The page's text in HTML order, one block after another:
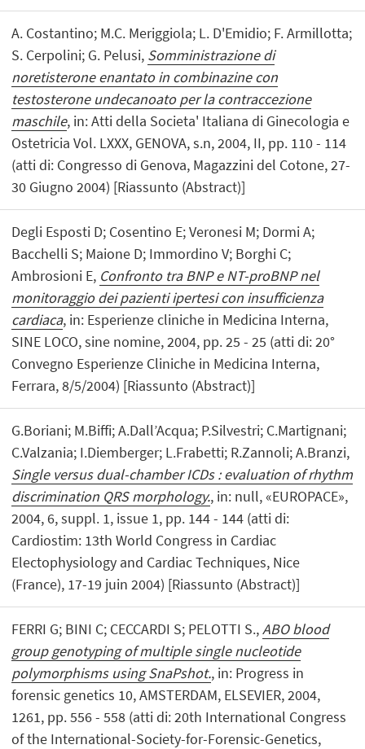
A. Costantino; M.C. Meriggiola; L. D'Emidio; F. Armillotta;
S. Cerpolini; G. Pelusi, Somministrazione di
noretisterone enantato in combinazine con
testosterone undecanoato per la contraccezione
maschile, in: Atti della Societa' Italiana di Ginecologia e
Ostetricia Vol. LXXX, GENOVA, s.n, 2004, II, pp. 110 - 114
(atti di: Congresso di Genova, Magazzini del Cotone, 27-
30 Giugno 2004) [Riassunto (Abstract)]
Degli Esposti D; Cosentino E; Veronesi M; Dormi A;
Bacchelli S; Maione D; Immordino V; Borghi C;
Ambrosioni E, Confronto tra BNP e NT-proBNP nel
monitoraggio dei pazienti ipertesi con insufficienza
cardiaca, in: Esperienze cliniche in Medicina Interna,
SINE LOCO, sine nomine, 2004, pp. 25 - 25 (atti di: 20°
Convegno Esperienze Cliniche in Medicina Interna,
Ferrara, 8/5/2004) [Riassunto (Abstract)]
G.Boriani; M.Biffi; A.Dall’Acqua; P.Silvestri; C.Martignani;
C.Valzania; I.Diemberger; L.Frabetti; R.Zannoli; A.Branzi,
Single versus dual-chamber ICDs : evaluation of rhythm
discrimination QRS morphology., in: null, «EUROPACE»,
2004, 6, suppl. 1, issue 1, pp. 144 - 144 (atti di:
Cardiostim: 13th World Congress in Cardiac
Electophysiology and Cardiac Techniques, Nice
(France), 17-19 juin 2004) [Riassunto (Abstract)]
FERRI G; BINI C; CECCARDI S; PELOTTI S.,ABO blood
group genotyping of multiple single nucleotide
polymorphisms using SnaPshot., in: Progress in
forensic genetics 10, AMSTERDAM, ELSEVIER, 2004,
1261, pp. 556 - 558 (atti di: 20th International Congress
of the International-Society-for-Forensic-Genetics,